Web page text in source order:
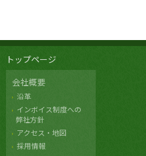
トップページ
会社概要
沿革
インボイス制度への
弊社方針
アクセス・地図
採用情報